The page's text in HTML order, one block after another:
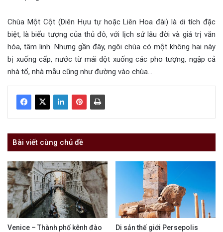
Chùa Một Cột (Diên Hựu tự hoặc Liên Hoa đài) là di tích đặc
biệt, là biểu tượng của thủ đô, với lịch sử lâu đời và giá trị văn
hóa, tâm linh. Nhưng gần đây, ngôi chùa có một không hai này
bị xuống cấp, nước từ mái dột xuống các pho tượng, ngập cả
nhà tổ, nhà mẫu cũng như đường vào chùa…
Bài viết cùng chủ đề
Venice – Thành phố kênh đào
Di sản thế giới Persepolis